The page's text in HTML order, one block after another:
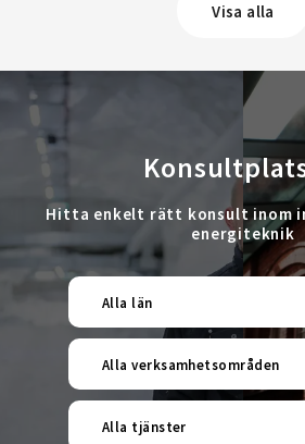
Visa alla
Hitta enkelt rätt konsult inom
energiteknik
Alla län
Alla verksamhetsområden
Alla tjänster